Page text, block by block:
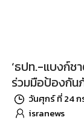
‘ธปท.-แบงก์ช
ร่วมมือป้องกัน
วันศุกร์ ที่ 24 ก
isranews